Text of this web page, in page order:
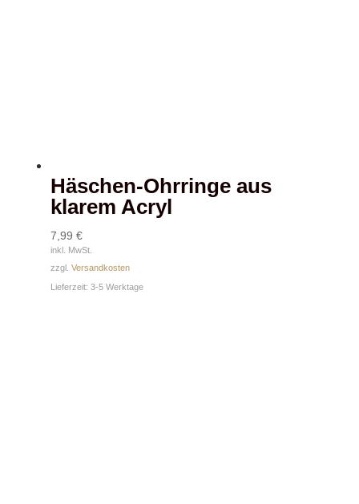
Häschen-Ohrringe aus
klarem Acryl
7,99 €
inkl. MwSt.
zzgl. Versandkosten
Lieferzeit: 3-5 Werktage